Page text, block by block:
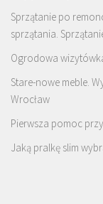
Sprzątanie po
sprzątania.
Ogrodowa
Stare-nowe meble.
Wrocław
Pierwsza pomoc
Jaką pralkę slim